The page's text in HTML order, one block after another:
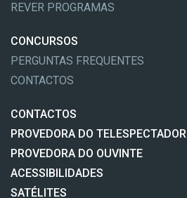
REVER PROGRAMAS
CONCURSOS
PERGUNTAS FREQUENTES
CONTACTOS
CONTACTOS
PROVEDORA DO TELESPECTADOR
PROVEDORA DO OUVINTE
ACESSIBILIDADES
SATÉLITES